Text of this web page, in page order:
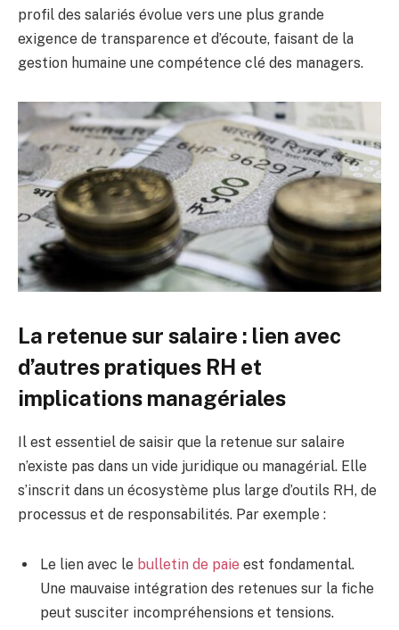
profil des salariés évolue vers une plus grande
exigence de transparence et d’écoute, faisant de la
gestion humaine une compétence clé des managers.
La retenue sur salaire : lien avec
d’autres pratiques RH et
implications managériales
Il est essentiel de saisir que la retenue sur salaire
n’existe pas dans un vide juridique ou managérial. Elle
s’inscrit dans un écosystème plus large d’outils RH, de
processus et de responsabilités. Par exemple :
Le lien avec le bulletin de paie est fondamental.
Une mauvaise intégration des retenues sur la fiche
peut susciter incompréhensions et tensions.